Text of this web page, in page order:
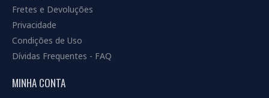
Fretes e Devoluções
Privacidade
Condições de Uso
Dívidas Frequentes - FAQ
MINHA CONTA